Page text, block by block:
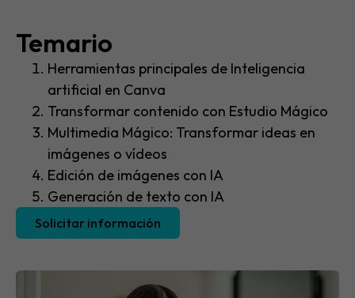
Temario​
Herramientas principales de Inteligencia
artificial en Canva
Transformar contenido con Estudio Mágico
Multimedia Mágico: Transformar ideas en
imágenes o vídeos
Edición de imágenes con IA
Generación de texto con IA
Solicitar información